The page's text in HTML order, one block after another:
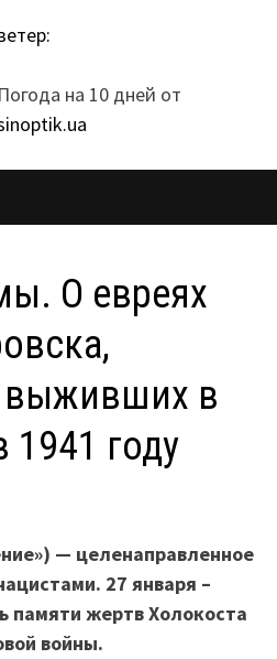
Погода на 10 дней от
О евреях
выживших в
1941 году
— целенаправленное
27 января –
жертв Холокоста
войны.